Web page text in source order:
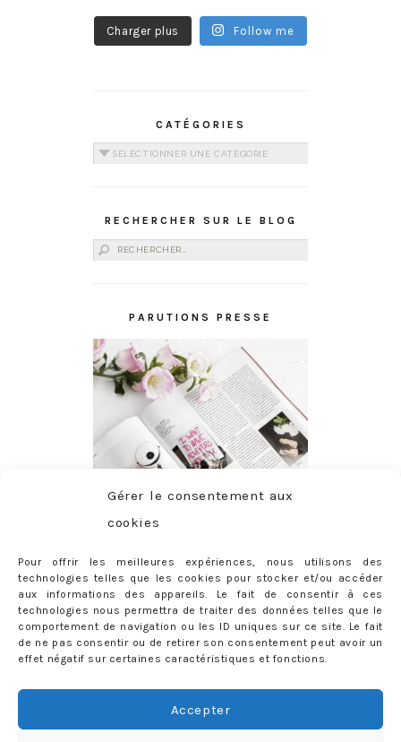
Gérer le consentement aux
cookies
Pour offrir les meilleures expériences, nous utilisons des
technologies telles que les cookies pour stocker et/ou accéder
aux informations des appareils. Le fait de consentir à ces
technologies nous permettra de traiter des données telles que le
comportement de navigation ou les ID uniques sur ce site. Le fait
de ne pas consentir ou de retirer son consentement peut avoir un
effet négatif sur certaines caractéristiques et fonctions.
Accepter
Charger plus Follow me
CATÉGORIES
Catégories
RECHERCHER SUR LE BLOG
Rechercher :
PARUTIONS PRESSE
ABONNEMENT
Adresse